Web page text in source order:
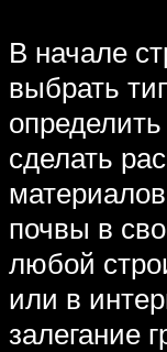
В начале
выбрать
сделать
почвы в
любой
или в
залегание